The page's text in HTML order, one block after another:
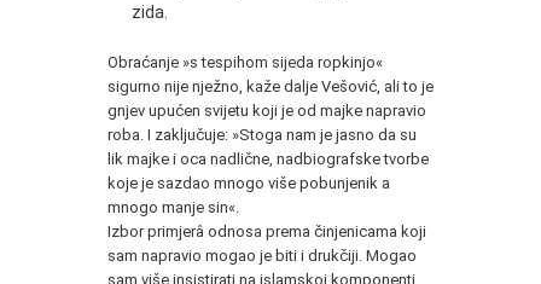
zida.
Obraćanje »s tespihom sijeda ropkinjo«
sigurno nije nježno, kaže dalje Vešović, ali to je
gnjev upućen svijetu koji je od majke napravio
roba. I zaključuje: »Stoga nam je jasno da su
lik majke i oca nadlične, nadbiografske tvorbe
koje je sazdao mnogo više pobunjenik a
mnogo manje sin«.
Izbor primjerâ odnosa prema činjenicama koji
sam napravio mogao je biti i drukčiji. Mogao
sam više insistirati na islamskoj komponenti